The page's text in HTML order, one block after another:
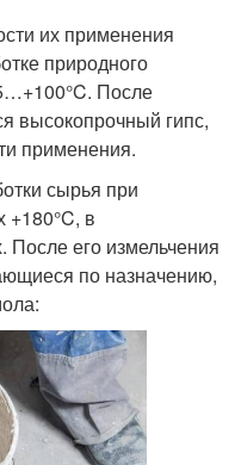
их применения
природного
После
высокопрочный гипс,
применения.
сырья при
+180°C, в
После его измельчения
по назначению,